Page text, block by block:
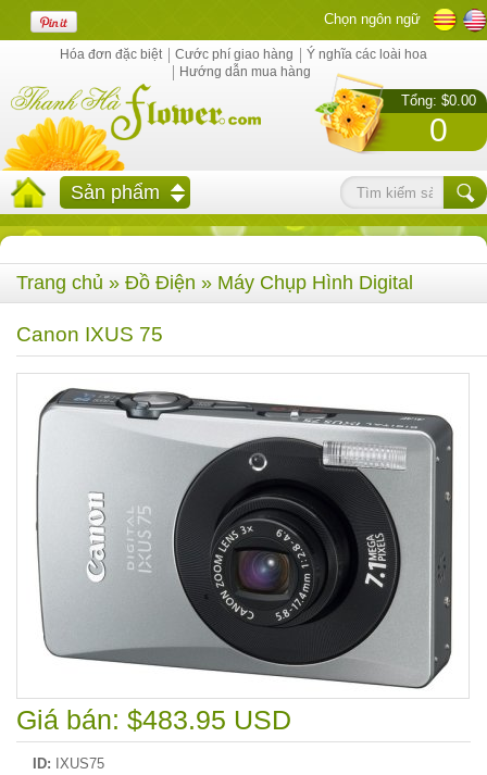
Chọn ngôn ngữ
Tổng: $0.00
0
Hóa đơn đặc biệt Cước phí giao hàng
Ý nghĩa các loài hoa
Hướng dẫn mua hàng
Sản phẩm
Trang chủ » Đồ Điện » Máy Chụp Hình Digital
Canon IXUS 75
Giá bán: $483.95 USD
ID: IXUS75